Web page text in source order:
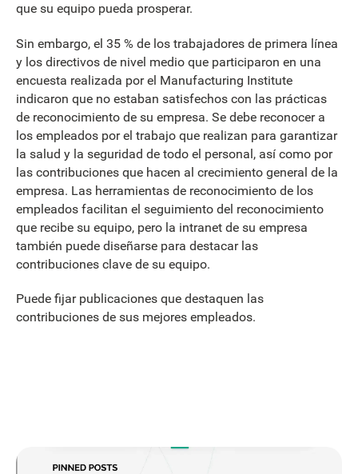
que su equipo pueda prosperar.
Sin embargo, el 35 % de los trabajadores de primera línea
y los directivos de nivel medio que participaron en una
encuesta realizada por el Manufacturing Institute
indicaron que no estaban satisfechos con las prácticas
de reconocimiento de su empresa. Se debe reconocer a
los empleados por el trabajo que realizan para garantizar
la salud y la seguridad de todo el personal, así como por
las contribuciones que hacen al crecimiento general de la
empresa. Las herramientas de reconocimiento de los
empleados facilitan el seguimiento del reconocimiento
que recibe su equipo, pero la intranet de su empresa
también puede diseñarse para destacar las
contribuciones clave de su equipo.
Puede fijar publicaciones que destaquen las
contribuciones de sus mejores empleados.